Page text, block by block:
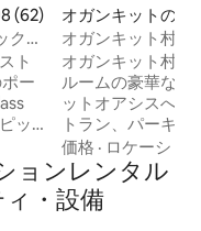
ー62件、5つ星中4.98つ
(62)
クス
ト
ッ
プ
ベッ
ま
オガンキットの一
オガンキット村の
ーチまで徒歩
オガンキット村の
ルームの豪華なビ
ットオアシスへよ
トラン、パーキ
ウェイ、オガンキ
で行けます！ こ
る温水プールがあ
適です。 2014年
価格 · ロケーショ
ョンレンタル
・設備